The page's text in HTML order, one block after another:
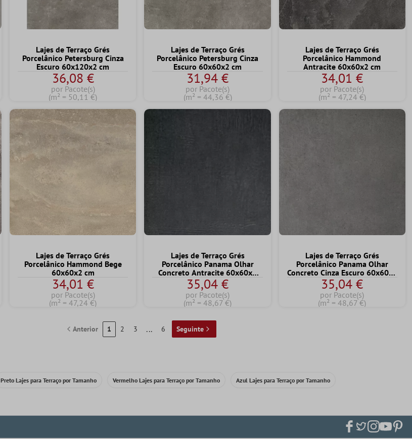
Lajes de Terraço Grés
Porcelânico Petersburg Cinza
Escuro 60x120x2 cm
36,08 €
por Pacote(s)
(m² = 50,11 €)
Lajes de Terraço Grés
Porcelânico Petersburg Cinza
Escuro 60x60x2 cm
31,94 €
por Pacote(s)
(m² = 44,36 €)
Lajes de Terraço Grés
Porcelânico Hammond
Antracite 60x60x2 cm
34,01 €
por Pacote(s)
(m² = 47,24 €)
Lajes de Terraço Grés
Porcelânico Hammond Bege
60x60x2 cm
34,01 €
por Pacote(s)
(m² = 47,24 €)
Lajes de Terraço Grés
Porcelânico Panama Olhar
Concreto Antracite 60x60x2
cm
35,04 €
por Pacote(s)
(m² = 48,67 €)
Lajes de Terraço Grés
Porcelânico Panama Olhar
Concreto Cinza Escuro 60x60x2
cm
35,04 €
por Pacote(s)
(m² = 48,67 €)
Anterior 1 2 3 ... 6 Seguinte
Preto Lajes para Terraço por Tamanho Vermelho Lajes para Terraço por Tamanho Azul Lajes para Terraço por Tamanho